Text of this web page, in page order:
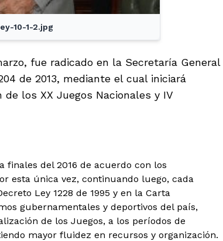
10-1-2.jpg
fue radicado en la Secretaría General
de 2013, mediante el cual iniciará
los XX Juegos Nacionales y IV
finales del 2016 de acuerdo con los
esta única vez, continuando luego, cada
Ley 1228 de 1995 y en la Carta
gubernamentales y deportivos del país,
de los Juegos, a los períodos de
mayor fluidez en recursos y organización.